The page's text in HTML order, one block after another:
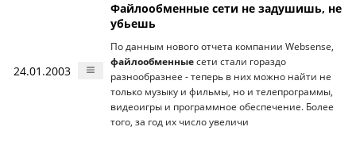
24.01.2003
Файлообменные сети не задушишь, не
убьешь
По данным нового отчета компании Websense,
файлообменные сети стали гораздо
разнообразнее - теперь в них можно найти не
только музыку и фильмы, но и телепрограммы,
видеоигры и программное обеспечение. Более
того, за год их число увеличи